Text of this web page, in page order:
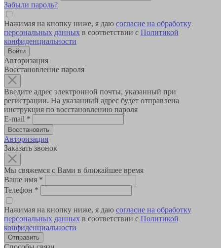
Забыли пароль?
Нажимая на кнопку ниже, я даю согласие на обработку
персональных данных в соответствии с Политикой
конфиденциальности
Авторизация
Восстановление пароля
Введите адрес электронной почты, указанный при
регистрации. На указанный адрес будет отправлена
инструкция по восстановлению пароля
E-mail *
Авторизация
Заказать звонок
Мы свяжемся с Вами в ближайшее время
Ваше имя *
Телефон *
Нажимая на кнопку ниже, я даю согласие на обработку
персональных данных в соответствии с Политикой
конфиденциальности